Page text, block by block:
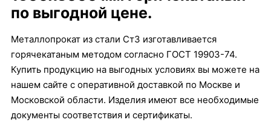
по выгодной цене.
Металлопрокат из стали Ст3 изготавливается
горячекатаным методом согласно ГОСТ 19903-74.
Купить продукцию на выгодных условиях вы можете на
нашем сайте с оперативной доставкой по Москве и
Московской области. Изделия имеют все необходимые
документы соответствия и сертификаты.